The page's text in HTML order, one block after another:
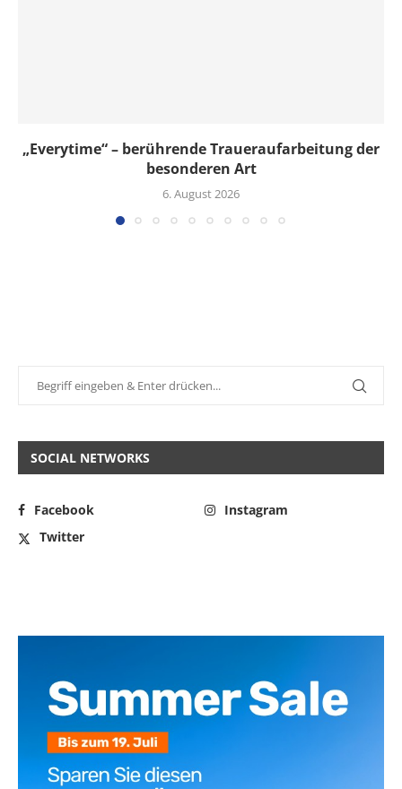
„Everytime“ – berührende Traueraufarbeitung der
besonderen Art
6. August 2026
SOCIAL NETWORKS
Facebook
Instagram
Twitter